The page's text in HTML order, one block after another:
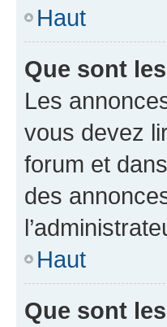
Haut
Que sont
Les
vous devez
forum et
des
Haut
Que sont